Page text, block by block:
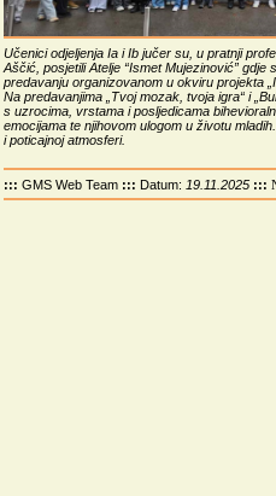
Učenici odjeljenja Ia i Ib jučer su, u pratnji
Aščić, posjetili Atelje “Ismet Mujezinović” gdje
predavanju organizovanom u okviru projekta
Na predavanjima „Tvoj mozak, tvoja igra“ i
s uzrocima, vrstama i posljedicama
emocijama te njihovom ulogom u životu
i poticajnoj atmosferi.
::: GMS Web Team::: Datum: 19.11.2025:::